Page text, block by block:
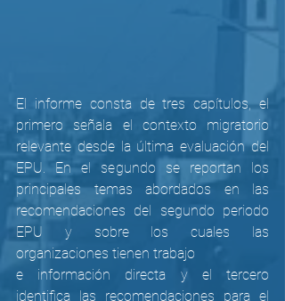
El informe consta de tres capítulos, el
primero señala el contexto migratorio
relevante desde la última evaluación del
EPU. En el segundo se reportan los
principales temas abordados en las
recomendaciones del segundo periodo
EPU y sobre los cuales las
organizaciones tienen trabajo
e información directa y el tercero
identifica las recomendaciones para el